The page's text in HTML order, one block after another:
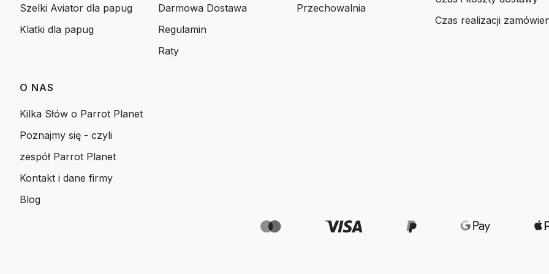
Szelki Aviator dla papug
Klatki dla papug
Darmowa Dostawa
Regulamin
Raty
Przechowalnia
Czas realizacji
O NAS
Kilka Słów o Parrot Planet
Poznajmy się - czyli
zespół Parrot Planet
Kontakt i dane firmy
Blog